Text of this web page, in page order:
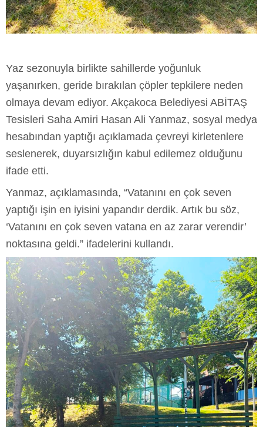
Yaz sezonuyla birlikte sahillerde yoğunluk
yaşanırken, geride bırakılan çöpler tepkilere neden
olmaya devam ediyor. Akçakoca Belediyesi ABİTAŞ
Tesisleri Saha Amiri Hasan Ali Yanmaz, sosyal medya
hesabından yaptığı açıklamada çevreyi kirletenlere
seslenerek, duyarsızlığın kabul edilemez olduğunu
ifade etti.
Yanmaz, açıklamasında, “Vatanını en çok seven
yaptığı işin en iyisini yapandır derdik. Artık bu söz,
‘Vatanını en çok seven vatana en az zarar verendir’
noktasına geldi.” ifadelerini kullandı.